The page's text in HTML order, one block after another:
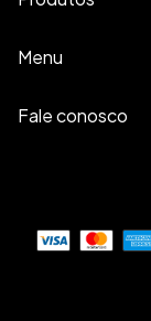
Menu
Fale conosco